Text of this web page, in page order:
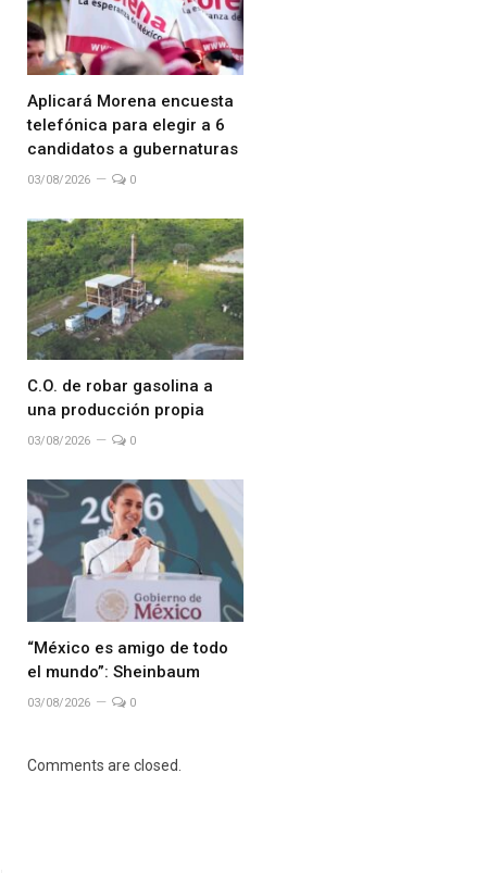
Aplicará Morena encuesta
telefónica para elegir a 6
candidatos a gubernaturas
03/08/2026 0
C.O. de robar gasolina a
una producción propia
03/08/2026 0
“México es amigo de todo
el mundo”: Sheinbaum
03/08/2026 0
Comments are closed.